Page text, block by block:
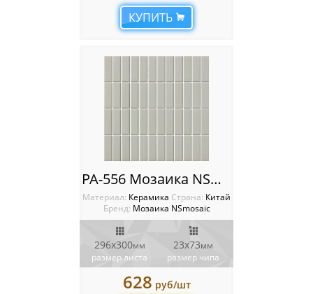
КУПИТЬ
PA-556 Мозаика NSmosaic
Материал: Керамика Cтрана: Китай
Бренд: Мозаика NSmosaic
296x300мм
размер листа
23x73мм
размер чипа
628 руб/шт